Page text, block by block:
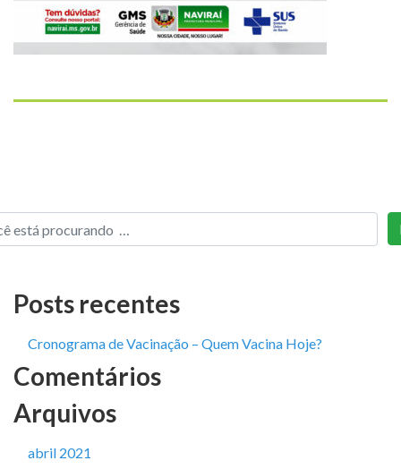
Posts recentes
Cronograma de Vacinação – Quem Vacina Hoje?
Comentários
Arquivos
abril 2021